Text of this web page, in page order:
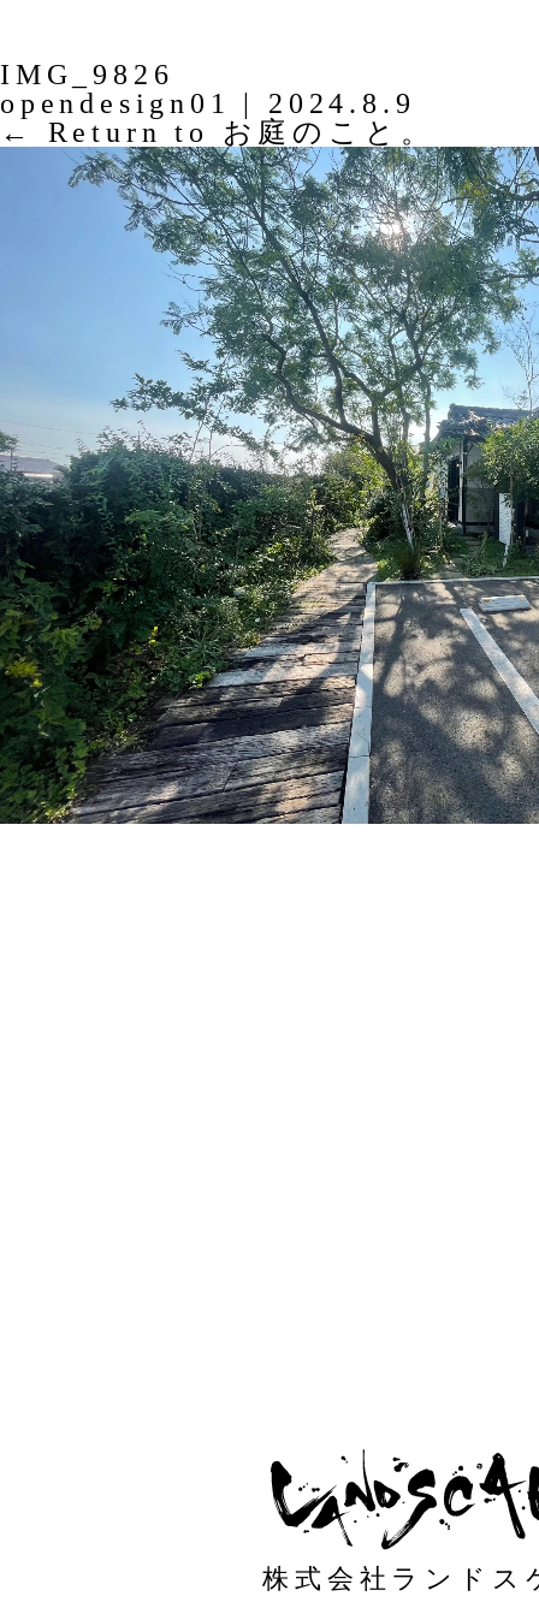
IMG_9826
opendesign01
| 2024.8.9
←
Return to お庭のこと。
株式会社ランドス